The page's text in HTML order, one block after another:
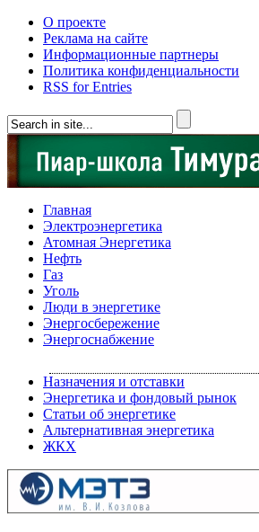
О проекте
Реклама на сайте
Информационные партнеры
Политика конфиденциальности
RSS for Entries
Главная
Электроэнергетика
Атомная Энергетика
Нефть
Газ
Уголь
Люди в энергетике
Энергосбережение
Энергоснабжение
Назначения и отставки
Энергетика и фондовый рынок
Статьи об энергетике
Альтернативная энергетика
ЖКХ